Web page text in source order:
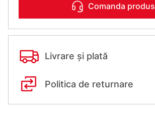
Comanda produs
Livrare și plată
Politica de returnare